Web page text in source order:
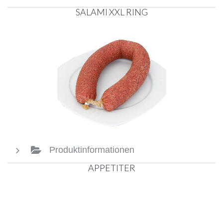
SALAMI XXL RING
Produktinformationen
APPETITER